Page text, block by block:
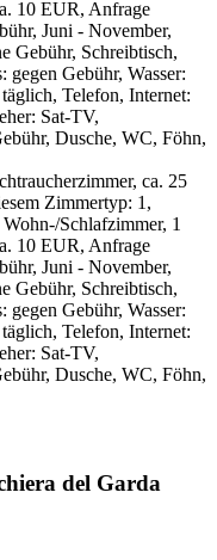
10 EUR, Anfrage
Juni - November,
Gebühr, Schreibtisch,
Gebühr, Wasser:
Telefon, Internet:
Sat-TV,
Dusche, WC, Föhn,
ca. 25
Zimmertyp: 1,
Schlafzimmer, 1
10 EUR, Anfrage
Juni - November,
Gebühr, Schreibtisch,
Gebühr, Wasser:
Telefon, Internet:
Sat-TV,
Dusche, WC, Föhn,
del Garda